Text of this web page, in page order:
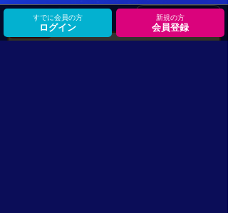
他メニュー多数！
すでに会員の方
ログイン
新規の方
会員登録